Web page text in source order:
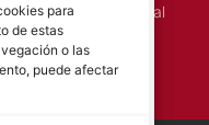
para
de estas
o las
puede afectar
Señalización Comercial
Contacto
Directorio AEXTIC